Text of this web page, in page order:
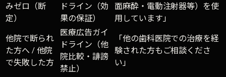
みゼロ（断
定）
ドライン（効
果の保証）
面麻酔・電動注射器等）を使
用しています」
他院で断られ
た方へ / 他院
で失敗した方
医療広告ガイ
ドライン（他
院比較・誹謗
禁止）
「他の歯科医院での治療を経
験された方もご相談くださ
い」